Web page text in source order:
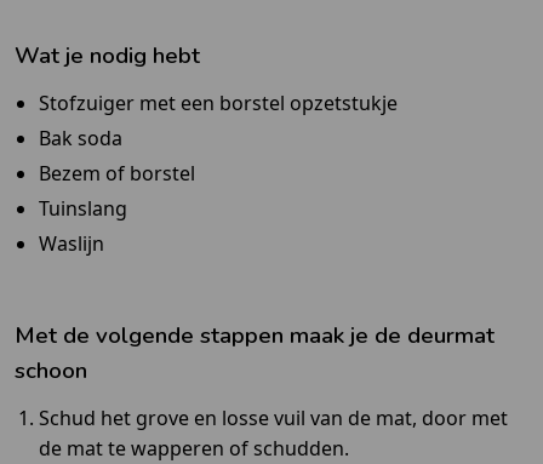
Wat je nodig hebt
Stofzuiger met een borstel opzetstukje
Bak soda
Bezem of borstel
Tuinslang
Waslijn
Met de volgende stappen maak je de deurmat
schoon
Schud het grove en losse vuil van de mat, door met
de mat te wapperen of schudden.